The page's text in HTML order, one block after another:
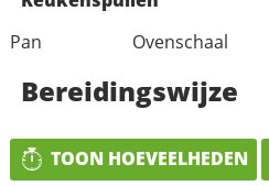
Pan
Ovenschaal
Bereidingswijze
TOON HOEVEELHEDEN